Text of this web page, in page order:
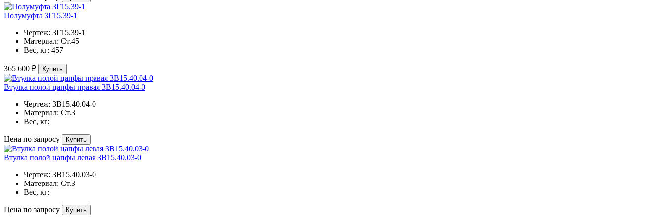
Полумуфта 3Г15.39-1
Чертеж: 3Г15.39-1
Материал: Ст.45
Вес, кг: 457
365 600 ₽ Купить
Втулка полой цапфы правая 3В15.40.04-0
Чертеж: 3В15.40.04-0
Материал: Ст.3
Вес, кг:
Цена по запросу Купить
Втулка полой цапфы левая 3В15.40.03-0
Чертеж: 3В15.40.03-0
Материал: Ст.3
Вес, кг:
Цена по запросу Купить